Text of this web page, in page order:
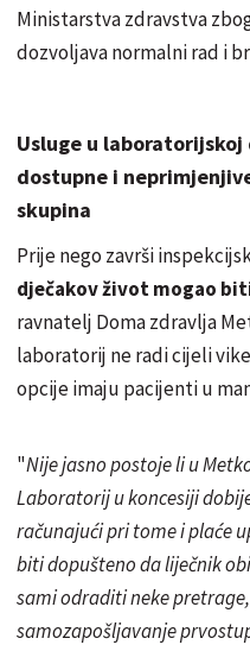
Ministarstva zdravstva
dozvoljava normalni rad i
Usluge u
dostupne i
skupina
Prije nego završi
dječakov život mogao
ravnatelj Doma zdravlja
laboratorij ne radi cijeli
opcije imaju pacijenti u
"Nije jasno postoje li u
Laboratorij u koncesiji
računajući pri tome i plaće
biti dopušteno da liječnik
sami odraditi neke
samozapošljavanje